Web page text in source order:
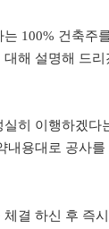
100% 건축주
해 설명해 드리
히 이행하겠다
내용대로 공사
결 하신 후 즉